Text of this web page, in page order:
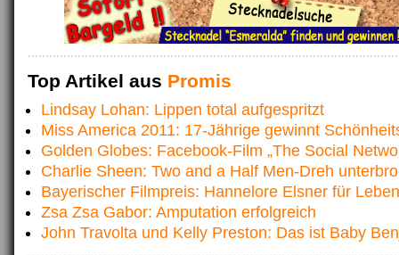
Top Artikel aus Promis
Lindsay Lohan: Lippen total aufgespritzt
Miss America 2011: 17-Jährige gewinnt
Golden Globes: Facebook-Film „The Social
Charlie Sheen: Two and a Half Men-Dreh
Bayerischer Filmpreis: Hannelore Elsner für
Zsa Zsa Gabor: Amputation erfolgreich
John Travolta und Kelly Preston: Das ist Baby